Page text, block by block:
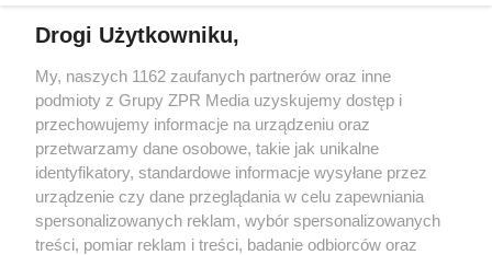
Drogi Użytkowniku,
My, naszych 1162 zaufanych partnerów oraz inne
podmioty z Grupy ZPR Media uzyskujemy dostęp i
przechowujemy informacje na urządzeniu oraz
przetwarzamy dane osobowe, takie jak unikalne
identyfikatory, standardowe informacje wysyłane przez
urządzenie czy dane przeglądania w celu zapewniania
spersonalizowanych reklam, wybór spersonalizowanych
treści, pomiar reklam i treści, badanie odbiorców oraz